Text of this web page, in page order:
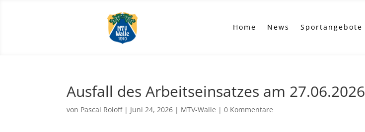
Home News Sportangebote
Ausfall des Arbeitseinsatzes am 27.06.2026
von Pascal Roloff| Juni 24, 2026 | MTV-Walle |0 Kommentare